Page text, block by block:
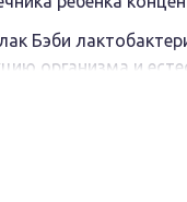
Бэби
организма и
синбиотика